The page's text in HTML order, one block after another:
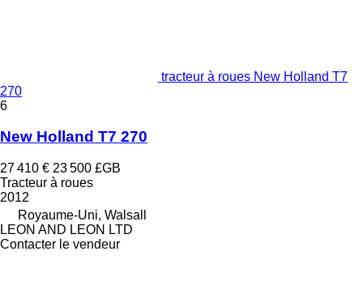
tracteur à roues New Holland T7
270
6
New Holland T7 270
27 410 € 23 500 £GB
Tracteur à roues
2012
Royaume-Uni, Walsall
LEON AND LEON LTD
Contacter le vendeur